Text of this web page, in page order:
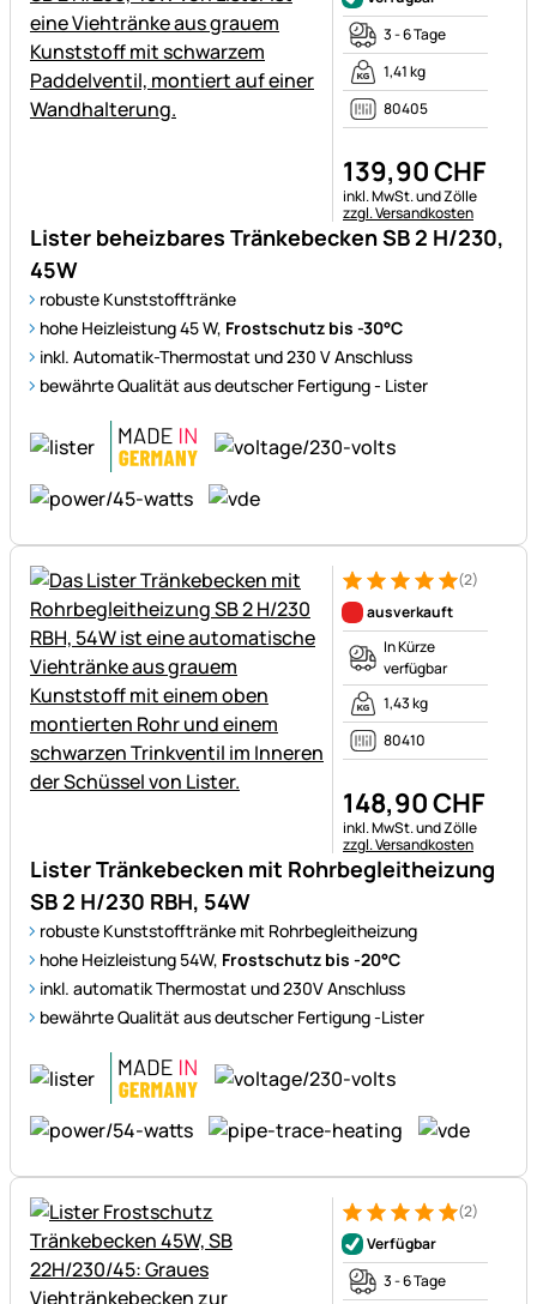
Lister beheizbares Tränkebecken SB 2 H/230,
45W
robuste Kunststofftränke
hohe Heizleistung 45 W, Frostschutz bis -30°C
inkl. Automatik-Thermostat und 230 V Anschluss
bewährte Qualität aus deutscher Fertigung - Lister
3 - 6 Tage
1,41 kg
80405
139,90CHF
Steuerhinweis:
inkl. MwSt. und Zölle
zzgl. Versandkosten
Lister Tränkebecken mit Rohrbegleitheizung
SB 2 H/230 RBH, 54W
robuste Kunststofftränke mit Rohrbegleitheizung
hohe Heizleistung 54W, Frostschutz bis -20°C
inkl. automatik Thermostat und 230V Anschluss
bewährte Qualität aus deutscher Fertigung -Lister
Bewertung: 5 von 5 (2
2 Bewertungen
(2)
ausverkauft
In Kürze
verfügbar
1,43 kg
80410
148,90CHF
Steuerhinweis:
inkl. MwSt. und Zölle
zzgl. Versandkosten
Bewertung: 5 von 5 (2
2 Bewertungen
(2)
Verfügbar
3 - 6 Tage